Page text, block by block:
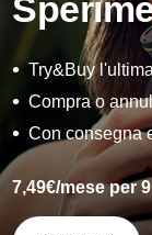
Try&Buy
Compra o
Con consegna
7,49€/mese per